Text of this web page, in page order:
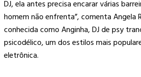
DJ, ela antes precisa encarar várias
homem não enfrenta”, comenta Angela
conhecida como Anginha, DJ de psy
psicodélico, um dos estilos mais
eletrônica.